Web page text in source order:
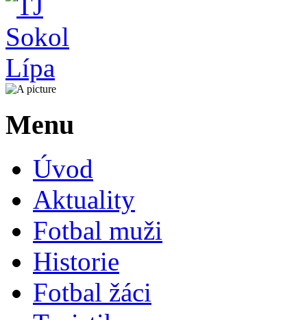
Menu
Úvod
Aktuality
Fotbal muži
Historie
Fotbal žáci